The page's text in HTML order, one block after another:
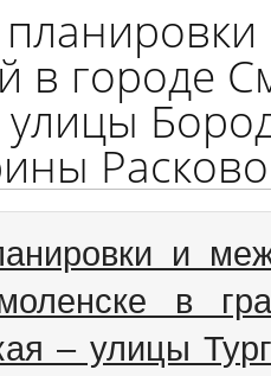
в городе
улицы
и
в
– улицы